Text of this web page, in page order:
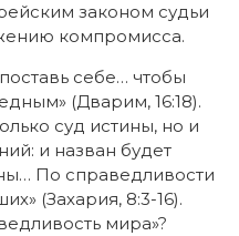
законом судьи
компромисса.
себе… чтобы
(Дварим, 16:18).
суд истины, но и
и назван будет
По справедливости
(Захария, 8:3-16).
мира»?